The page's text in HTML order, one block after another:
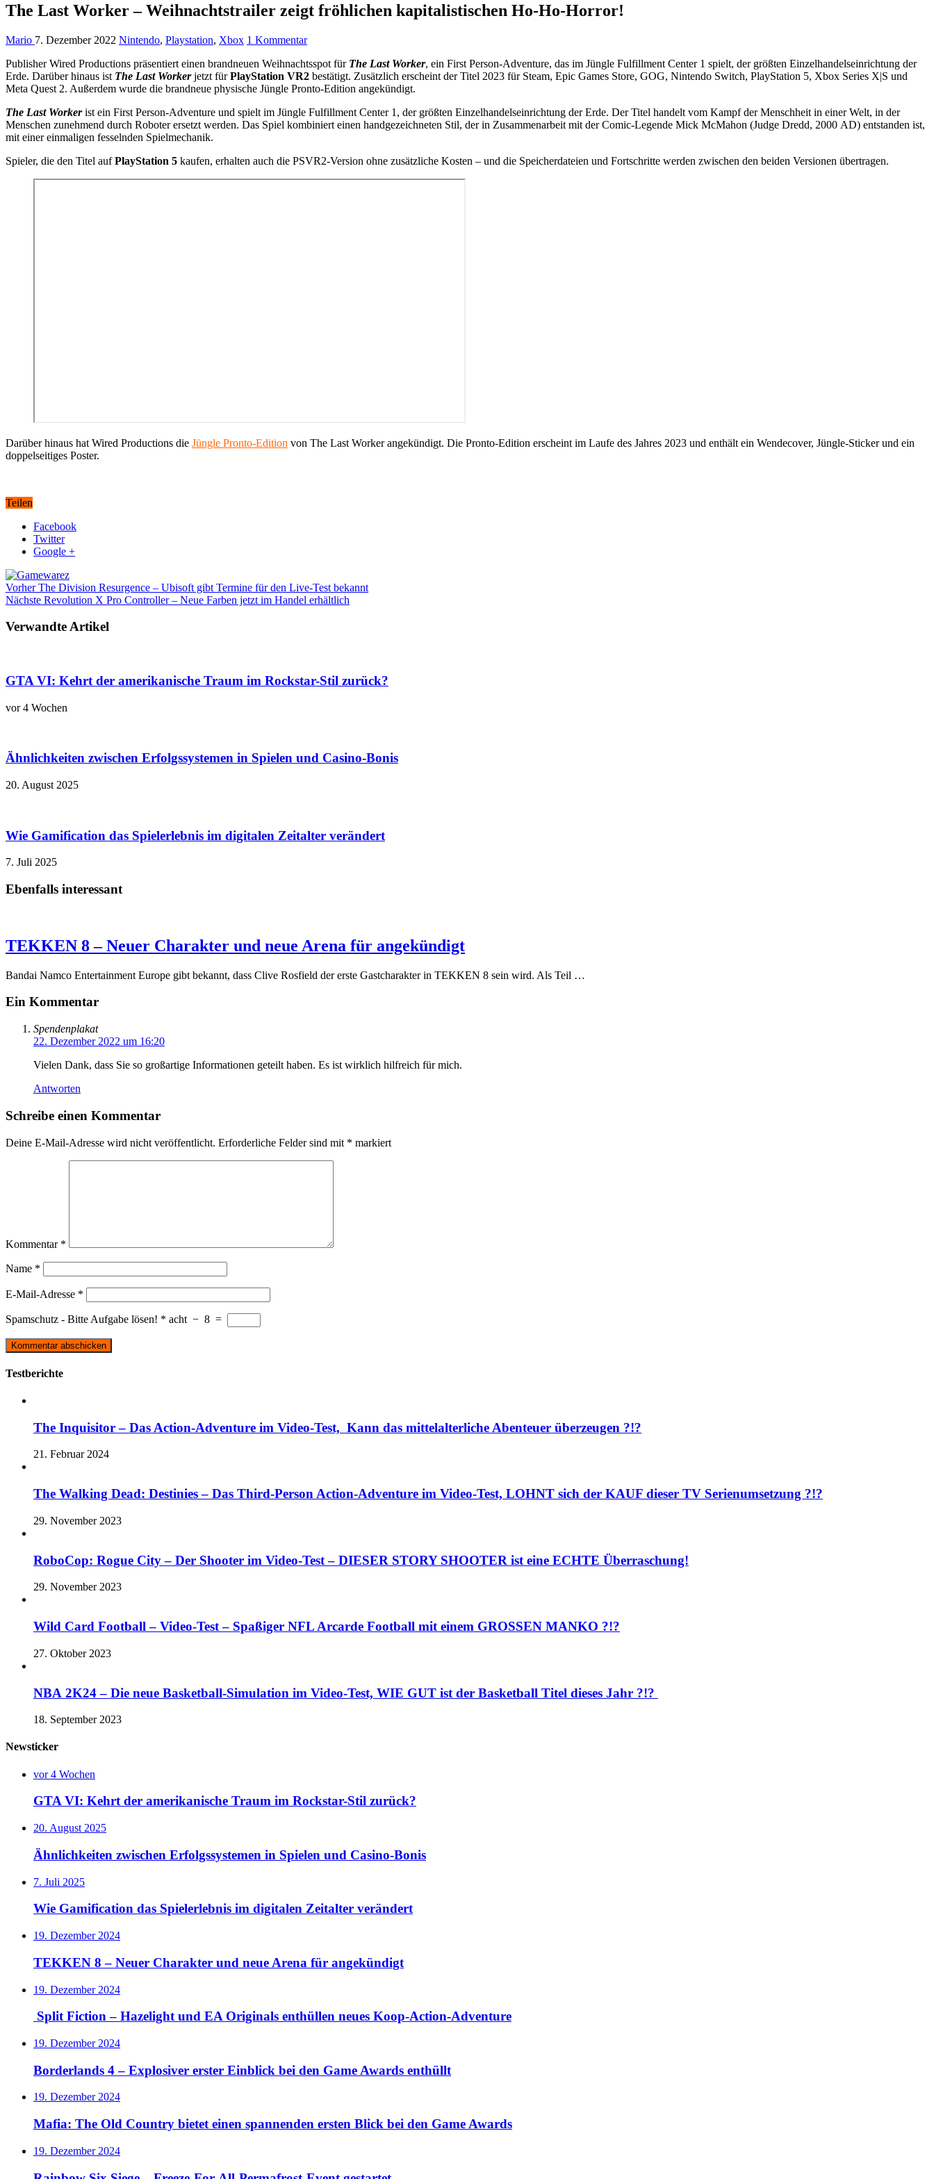
The Last Worker – Weihnachtstrailer zeigt fröhlichen kapitalistischen Ho-Ho-Horror!
Mario 7. Dezember 2022 Nintendo, Playstation, Xbox 1 Kommentar
Publisher Wired Productions präsentiert einen brandneuen Weihnachtsspot für The Last Worker, ein First Person-Adventure, das im Jüngle Fulfillment Center 1 spielt, der größten Einzelhandelseinrichtung der
Erde. Darüber hinaus ist The Last Workerjetzt fürPlayStation VR2 bestätigt. Zusätzlich erscheint der Titel 2023 für Steam, Epic Games Store, GOG, Nintendo Switch, PlayStation 5, Xbox Series X|S und
Meta Quest 2. Außerdem wurde die brandneue physische Jüngle Pronto-Edition angekündigt.
The Last Workerist ein First Person-Adventure und spielt im Jüngle Fulfillment Center 1, der größten Einzelhandelseinrichtung der Erde. Der Titel handelt vom Kampf der Menschheit in einer Welt, in der
Menschen zunehmend durch Roboter ersetzt werden. Das Spiel kombiniert einen handgezeichneten Stil, der in Zusammenarbeit mit der Comic-Legende Mick McMahon (Judge Dredd, 2000 AD) entstanden ist,
mit einer einmaligen fesselnden Spielmechanik.
Spieler, die den Titel aufPlayStation 5 kaufen, erhalten auch die PSVR2-Version ohne zusätzliche Kosten – und die Speicherdateien und Fortschritte werden zwischen den beiden Versionen übertragen.
Darüber hinaus hat Wired Productions die Jüngle Pronto-Edition von The Last Worker angekündigt. Die Pronto-Edition erscheint im Laufe des Jahres 2023 und enthält ein Wendecover, Jüngle-Sticker und ein
doppelseitiges Poster.
Teilen
Facebook
Twitter
Google +
VorherThe Division Resurgence – Ubisoft gibt Termine für den Live-Test bekannt
Nächste Revolution X Pro Controller – Neue Farben jetzt im Handel erhältlich
Verwandte Artikel
GTA VI: Kehrt der amerikanische Traum im Rockstar-Stil zurück?
vor 4 Wochen
Ähnlichkeiten zwischen Erfolgssystemen in Spielen und Casino‑Bonis
20. August 2025
Wie Gamification das Spielerlebnis im digitalen Zeitalter verändert
7. Juli 2025
Ebenfalls interessant
TEKKEN 8 – Neuer Charakter und neue Arena für angekündigt
Bandai Namco Entertainment Europe gibt bekannt, dass Clive Rosfield der erste Gastcharakter in TEKKEN 8 sein wird. Als Teil …
Ein Kommentar
Spendenplakat
22. Dezember 2022 um 16:20
Vielen Dank, dass Sie so großartige Informationen geteilt haben. Es ist wirklich hilfreich für mich.
Antworten
Schreibe einen Kommentar
Deine E-Mail-Adresse wird nicht veröffentlicht. Erforderliche Felder sind mit * markiert
Kommentar *
Name *
E-Mail-Adresse *
Spamschutz - Bitte Aufgabe lösen! * acht − 8 =
Testberichte
The Inquisitor – Das Action-Adventure im Video-Test, Kann das mittelalterliche Abenteuer überzeugen ?!?
21. Februar 2024
The Walking Dead: Destinies – Das Third-Person Action-Adventure im Video-Test, LOHNT sich der KAUF dieser TV Serienumsetzung ?!?
29. November 2023
RoboCop: Rogue City – Der Shooter im Video-Test – DIESER STORY SHOOTER ist eine ECHTE Überraschung!
29. November 2023
Wild Card Football – Video-Test – Spaßiger NFL Arcarde Football mit einem GROSSEN MANKO ?!?
27. Oktober 2023
NBA 2K24 – Die neue Basketball-Simulation im Video-Test, WIE GUT ist der Basketball Titel dieses Jahr ?!?
18. September 2023
Newsticker
vor 4 Wochen
GTA VI: Kehrt der amerikanische Traum im Rockstar-Stil zurück?
20. August 2025
Ähnlichkeiten zwischen Erfolgssystemen in Spielen und Casino‑Bonis
7. Juli 2025
Wie Gamification das Spielerlebnis im digitalen Zeitalter verändert
19. Dezember 2024
TEKKEN 8 – Neuer Charakter und neue Arena für angekündigt
19. Dezember 2024
Split Fiction – Hazelight und EA Originals enthüllen neues Koop-Action-Adventure
19. Dezember 2024
Borderlands 4 – Explosiver erster Einblick bei den Game Awards enthüllt
19. Dezember 2024
Mafia: The Old Country bietet einen spannenden ersten Blick bei den Game Awards
19. Dezember 2024